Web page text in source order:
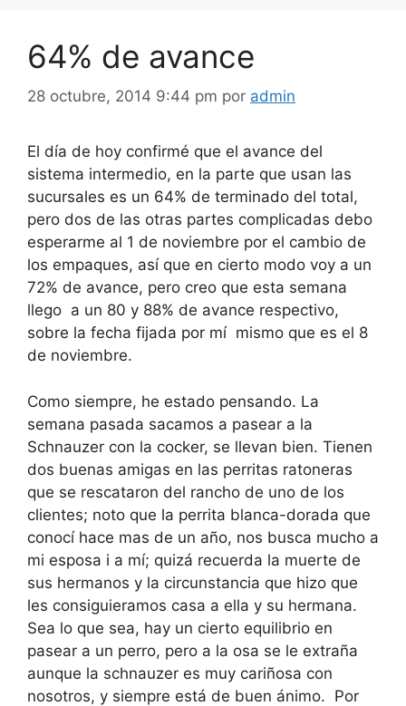
64% de avance
28 octubre, 2014 9:44 pm por admin
El día de hoy confirmé que el avance del
sistema intermedio, en la parte que usan las
sucursales es un 64% de terminado del total,
pero dos de las otras partes complicadas debo
esperarme al 1 de noviembre por el cambio de
los empaques, así que en cierto modo voy a un
72% de avance, pero creo que esta semana
llego a un 80 y 88% de avance respectivo,
sobre la fecha fijada por mí mismo que es el 8
de noviembre.
Como siempre, he estado pensando. La
semana pasada sacamos a pasear a la
Schnauzer con la cocker, se llevan bien. Tienen
dos buenas amigas en las perritas ratoneras
que se rescataron del rancho de uno de los
clientes; noto que la perrita blanca-dorada que
conocí hace mas de un año, nos busca mucho a
mi esposa i a mí; quizá recuerda la muerte de
sus hermanos y la circunstancia que hizo que
les consiguieramos casa a ella y su hermana.
Sea lo que sea, hay un cierto equilibrio en
pasear a un perro, pero a la osa se le extraña
aunque la schnauzer es muy cariñosa con
nosotros, y siempre está de buen ánimo. Por